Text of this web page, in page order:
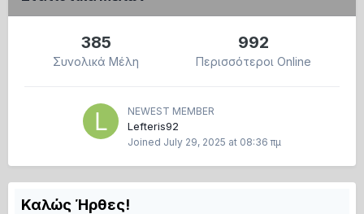
385
Συνολικά Μέλη
992
Περισσότεροι Online
NEWEST MEMBER
Lefteris92
Joined July 29, 2025 at 08:36 πμ
Καλώς Ήρθες!